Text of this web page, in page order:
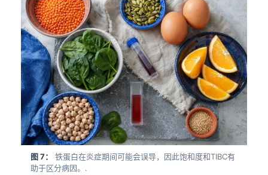
图 7：
铁蛋白在炎症期间可能会误导，因此饱和度和TIBC有
助于区分病因。.